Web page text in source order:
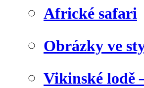
Africké safari
Obrázky ve
Vikinské lodě